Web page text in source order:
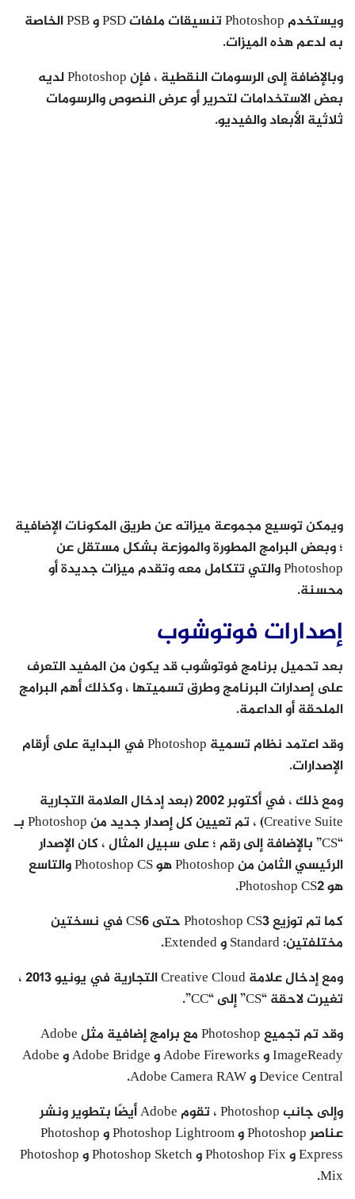
ويستخدم Photoshop تنسيقات ملفات PSD و PSB الخاصة
به لدعم هذه الميزات.
وبالإضافة إلى الرسومات النقطية ، فإن Photoshop لديه
بعض الاستخدامات لتحرير أو عرض النصوص والرسومات
ثلاثية الأبعاد والفيديو.
ويمكن توسيع مجموعة ميزاته عن طريق المكونات الإضافية
؛ وبعض البرامج المطورة والموزعة بشكل مستقل عن
Photoshop والتي تتكامل معه وتقدم ميزات جديدة أو
محسنة.
إصدارات فوتوشوب
بعد تحميل برنامج فوتوشوب قد يكون من المفيد التعرف
على إصدارات البرنامج وطرق تسميتها ، وكذلك أهم البرامج
الملحقة أو الداعمة.
وقد اعتمد نظام تسمية Photoshop في البداية على أرقام
الإصدارات.
ومع ذلك ، في أكتوبر 2002 (بعد إدخال العلامة التجارية
Creative Suite) ، تم تعيين كل إصدار جديد من Photoshop بـ
“CS” بالإضافة إلى رقم ؛ على سبيل المثال ، كان الإصدار
الرئيسي الثامن من Photoshop هو Photoshop CS والتاسع
هو Photoshop CS2.
كما تم توزيع Photoshop CS3 حتى CS6 في نسختين
مختلفتين: Standard و Extended.
ومع إدخال علامة Creative Cloud التجارية في يونيو 2013 ،
تغيرت لاحقة “CS” إلى “CC”.
وقد تم تجميع Photoshop مع برامج إضافية مثل Adobe
ImageReady و Adobe Fireworks و Adobe Bridge و Adobe
Device Central و Adobe Camera RAW.
وإلى جانب Photoshop ، تقوم Adobe أيضًا بتطوير ونشر
عناصر Photoshop و Photoshop Lightroom و Photoshop
Express و Photoshop Fix و Photoshop Sketch و Photoshop
Mix.